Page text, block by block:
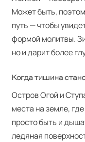
Может быть,
путь — чтобы
формой молитвы.
но и дарит более
Когда тишина
Остров Огой и
места на земле,
просто быть и
ледяная